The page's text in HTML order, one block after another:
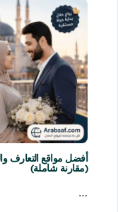
(مقارنة شاملة)
…